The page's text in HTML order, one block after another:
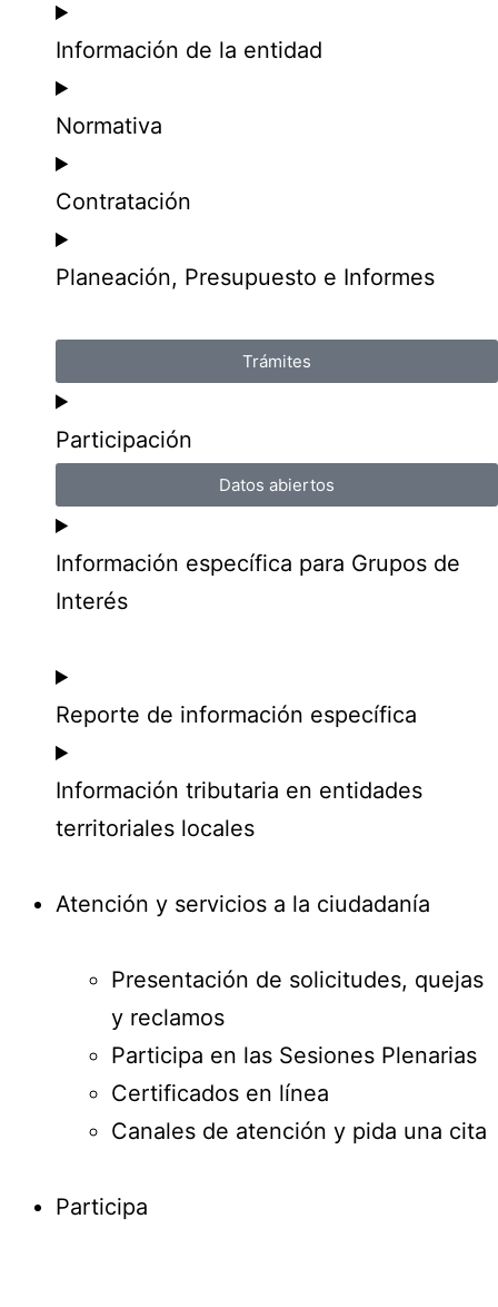
Información de la entidad
Normativa
Contratación
Planeación, Presupuesto e Informes
Trámites
Participación
Datos abiertos
Información específica para Grupos de
Interés
Reporte de información específica
Información tributaria en entidades
territoriales locales
Atención y servicios a la ciudadanía
Presentación de solicitudes, quejas
y reclamos
Participa en las Sesiones Plenarias
Certificados en línea
Canales de atención y pida una cita
Participa